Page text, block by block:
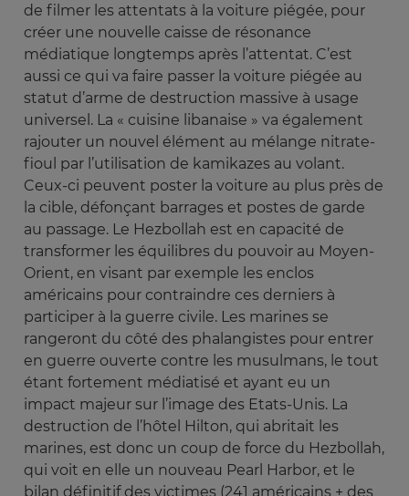
de filmer les attentats à la voiture piégée, pour
créer une nouvelle caisse de résonance
médiatique longtemps après l’attentat. C’est
aussi ce qui va faire passer la voiture piégée au
statut d’arme de destruction massive à usage
universel. La « cuisine libanaise » va également
rajouter un nouvel élément au mélange nitrate-
fioul par l’utilisation de kamikazes au volant.
Ceux-ci peuvent poster la voiture au plus près de
la cible, défonçant barrages et postes de garde
au passage. Le Hezbollah est en capacité de
transformer les équilibres du pouvoir au Moyen-
Orient, en visant par exemple les enclos
américains pour contraindre ces derniers à
participer à la guerre civile. Les marines se
rangeront du côté des phalangistes pour entrer
en guerre ouverte contre les musulmans, le tout
étant fortement médiatisé et ayant eu un
impact majeur sur l’image des Etats-Unis. La
destruction de l’hôtel Hilton, qui abritait les
marines, est donc un coup de force du Hezbollah,
qui voit en elle un nouveau Pearl Harbor, et le
bilan définitif des victimes (241 américains + des